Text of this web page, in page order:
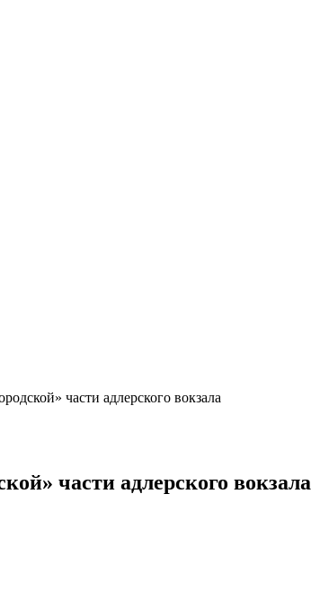
части адлерского вокзала
части адлерского вокзала